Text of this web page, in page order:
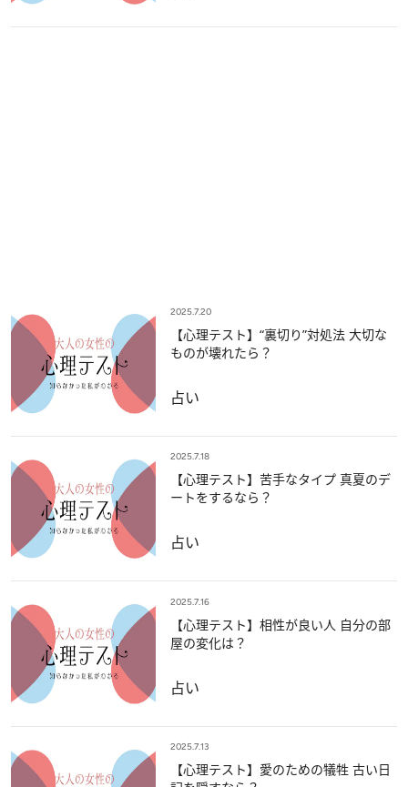
2025.7.20
【心理テスト】“裏切り”対処法 大切な
ものが壊れたら？
占い
2025.7.18
【心理テスト】苦手なタイプ 真夏のデ
ートをするなら？
占い
2025.7.16
【心理テスト】相性が良い人 自分の部
屋の変化は？
占い
2025.7.13
【心理テスト】愛のための犠牲 古い日